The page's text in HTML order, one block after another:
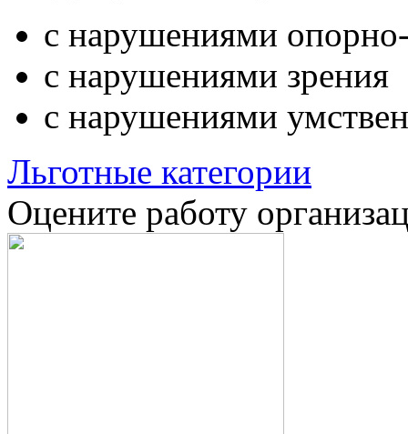
с нарушениями опорно-
с нарушениями зрения
с нарушениями
Льготные категории
Оцените работу